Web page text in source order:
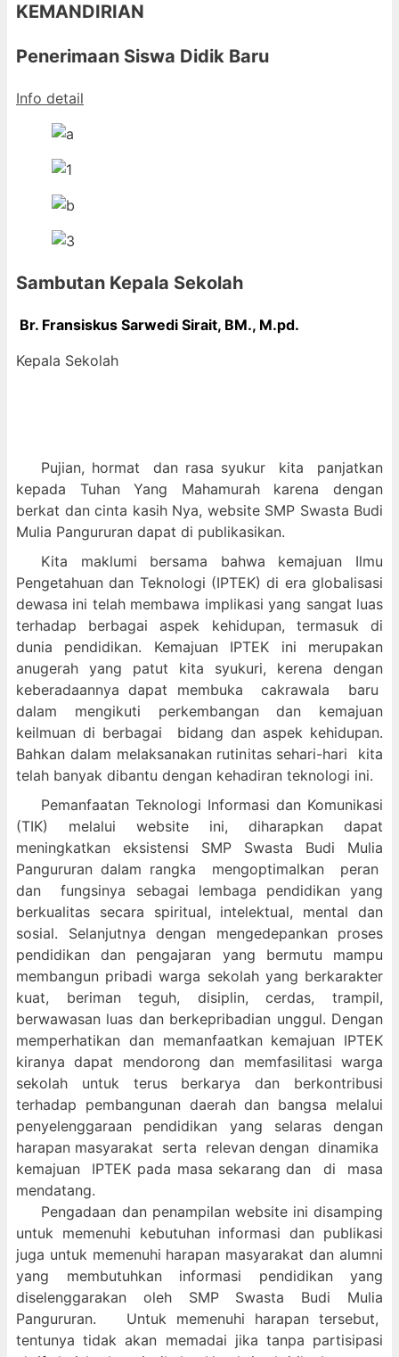
KEMANDIRIAN
Penerimaan Siswa Didik Baru
Info detail
Sambutan Kepala Sekolah
Br. Fransiskus Sarwedi Sirait, BM., M.pd.
Kepala Sekolah
Pujian, hormat dan rasa syukur kita panjatkan
kepada Tuhan Yang Mahamurah karena dengan
berkat dan cinta kasih Nya, website SMP Swasta Budi
Mulia Pangururan dapat di publikasikan.
Kita maklumi bersama bahwa kemajuan Ilmu
Pengetahuan dan Teknologi (IPTEK) di era globalisasi
dewasa ini telah membawa implikasi yang sangat luas
terhadap berbagai aspek kehidupan, termasuk di
dunia pendidikan. Kemajuan IPTEK ini merupakan
anugerah yang patut kita syukuri, kerena dengan
keberadaannya dapat membuka cakrawala baru
dalam mengikuti perkembangan dan kemajuan
keilmuan di berbagai bidang dan aspek kehidupan.
Bahkan dalam melaksanakan rutinitas sehari-hari kita
telah banyak dibantu dengan kehadiran teknologi ini.
Pemanfaatan Teknologi Informasi dan Komunikasi
(TIK) melalui website ini, diharapkan dapat
meningkatkan eksistensi SMP Swasta Budi Mulia
Pangururan dalam rangka mengoptimalkan peran
dan fungsinya sebagai lembaga pendidikan yang
berkualitas secara spiritual, intelektual, mental dan
sosial. Selanjutnya dengan mengedepankan proses
pendidikan dan pengajaran yang bermutu mampu
membangun pribadi warga sekolah yang berkarakter
kuat, beriman teguh, disiplin, cerdas, trampil,
berwawasan luas dan berkepribadian unggul. Dengan
memperhatikan dan memanfaatkan kemajuan IPTEK
kiranya dapat mendorong dan memfasilitasi warga
sekolah untuk terus berkarya dan berkontribusi
terhadap pembangunan daerah dan bangsa melalui
penyelenggaraan pendidikan yang selaras dengan
harapan masyarakat serta relevan dengan dinamika
kemajuan IPTEK pada masa sekarang dan di masa
mendatang.
Pengadaan dan penampilan website ini disamping
untuk memenuhi kebutuhan informasi dan publikasi
juga untuk memenuhi harapan masyarakat dan alumni
yang membutuhkan informasi pendidikan yang
diselenggarakan oleh SMP Swasta Budi Mulia
Pangururan. Untuk memenuhi harapan tersebut,
tentunya tidak akan memadai jika tanpa partisipasi